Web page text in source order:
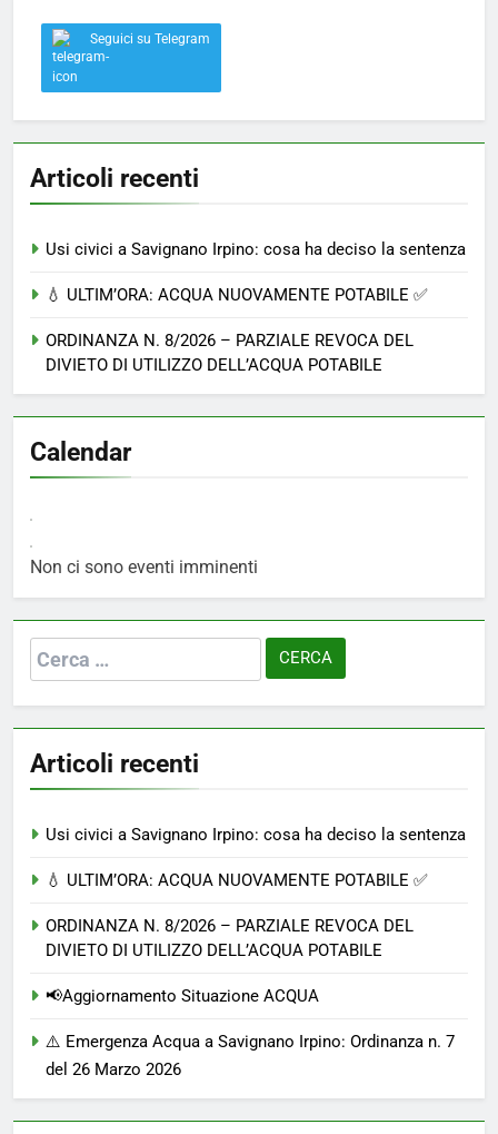
Seguici su Telegram
Articoli recenti
Usi civici a Savignano Irpino: cosa ha deciso la sentenza
💧 ULTIM’ORA: ACQUA NUOVAMENTE POTABILE ✅
ORDINANZA N. 8/2026 – PARZIALE REVOCA DEL
DIVIETO DI UTILIZZO DELL’ACQUA POTABILE
Calendar
Non ci sono eventi imminenti
Ricerca
per:
Articoli recenti
Usi civici a Savignano Irpino: cosa ha deciso la sentenza
💧 ULTIM’ORA: ACQUA NUOVAMENTE POTABILE ✅
ORDINANZA N. 8/2026 – PARZIALE REVOCA DEL
DIVIETO DI UTILIZZO DELL’ACQUA POTABILE
📢Aggiornamento Situazione ACQUA
⚠️ Emergenza Acqua a Savignano Irpino: Ordinanza n. 7
del 26 Marzo 2026